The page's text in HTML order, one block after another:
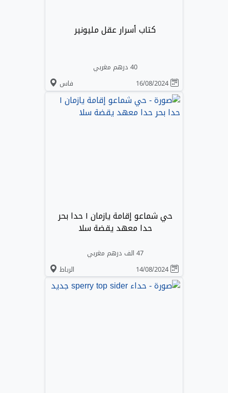
كتاب أسرار عقل مليونير
40 درهم مغربي
فاس
حي شماعو إقامة يازمان ١ حدا بحر
حدا معهد يقضة سلا
47 الف درهم مغربي
الرباط